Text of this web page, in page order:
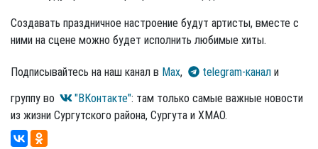
Создавать праздничное настроение будут артисты, вместе с
ними на сцене можно будет исполнить любимые хиты.
Подписывайтесь на наш канал в Max, telegram-канал и
группу во
"ВКонтакте": там только самые важные новости
из жизни Сургутского района, Сургута и ХМАО.